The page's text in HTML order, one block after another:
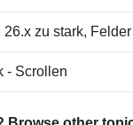
zu stark,
- Scrollen